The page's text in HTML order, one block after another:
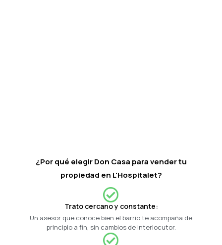
¿Por qué elegir Don Casa para vender tu
propiedad en L'Hospitalet?
Trato cercano y constante:
Un asesor que conoce bien el barrio te acompaña de
principio a fin, sin cambios de interlocutor.